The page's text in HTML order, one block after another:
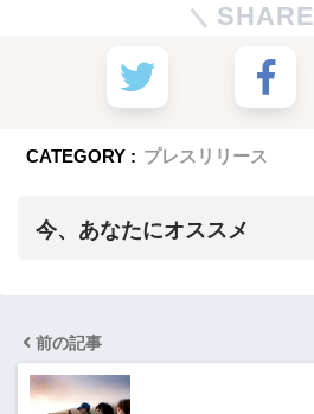
SHARE
CATEGORY : プレスリリース
今、あなたにオススメ
前の記事